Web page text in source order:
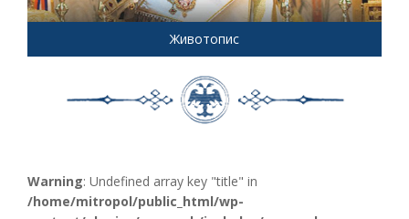
Животопис
Warning: Undefined array key "title" in
/home/mitropol/public_html/wp-